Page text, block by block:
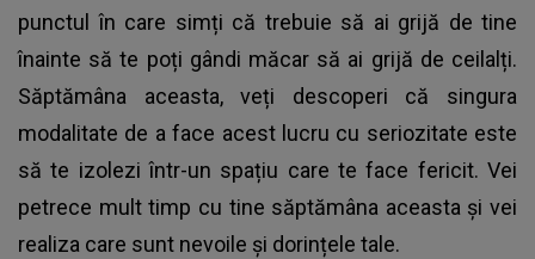
punctul în care simți că trebuie să ai grijă de tine
înainte să te poți gândi măcar să ai grijă de ceilalți.
Săptămâna aceasta, veți descoperi că singura
modalitate de a face acest lucru cu seriozitate este
să te izolezi într-un spațiu care te face fericit. Vei
petrece mult timp cu tine săptămâna aceasta și vei
realiza care sunt nevoile și dorințele tale.